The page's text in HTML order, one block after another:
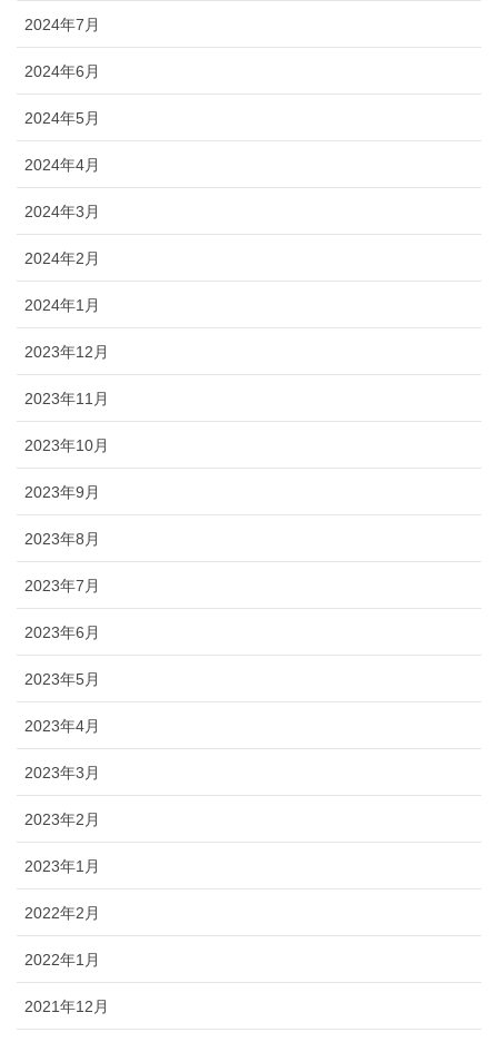
2024年7月
2024年6月
2024年5月
2024年4月
2024年3月
2024年2月
2024年1月
2023年12月
2023年11月
2023年10月
2023年9月
2023年8月
2023年7月
2023年6月
2023年5月
2023年4月
2023年3月
2023年2月
2023年1月
2022年2月
2022年1月
2021年12月